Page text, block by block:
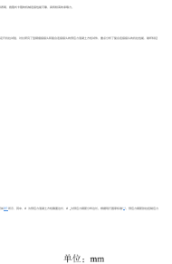
明，抱箍式卡箍的机械连接性能可靠，具有较高的承载力。
抗拉试验，对比研究了型钢插接接头和复合连接接头的预应力混凝土方桩试件，重点分析了复合连接接头的抗拉性能、破坏特征
如表1 所示，其中， B 为预应力混凝土方桩截面边长， B 为预应力钢筋分布边长。根据现行国家标准 ，预应力钢筋张拉控制应力